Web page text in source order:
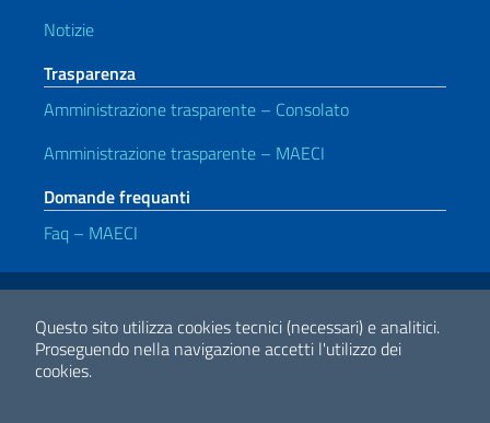
Questo sito utilizza cookies tecnici (necessari) e analitici.
Proseguendo nella navigazione accetti l'utilizzo dei
cookies.
Notizie
Trasparenza
Amministrazione trasparente – Consolato
Amministrazione trasparente – MAECI
Domande frequanti
Faq – MAECI
Link Utili